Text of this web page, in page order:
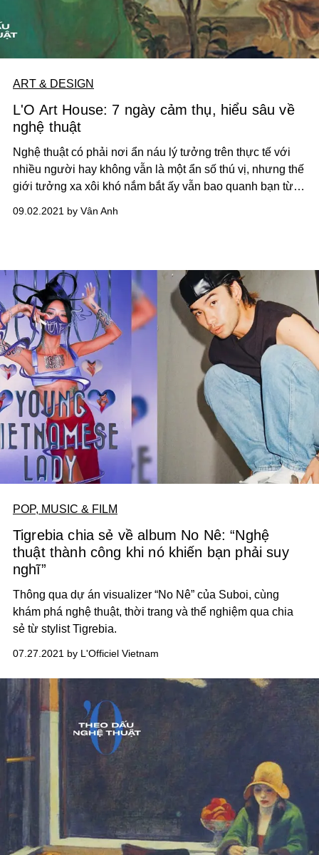
ART & DESIGN
L'O Art House: 7 ngày cảm thụ, hiểu sâu về
nghệ thuật
Nghệ thuật có phải nơi ẩn náu lý tưởng trên thực tế với
nhiều người hay không vẫn là một ẩn số thú vị, nhưng thế
giới tưởng xa xôi khó nắm bắt ấy vẫn bao quanh bạn từng
nhận bạn như một phần trong đó.
09.02.2021 by Vân Anh
POP, MUSIC & FILM
Tigrebia chia sẻ về album No Nê: “Nghệ
thuật thành công khi nó khiến bạn phải suy
nghĩ”
Thông qua dự án visualizer “No Nê” của Suboi, cùng
khám phá nghệ thuật, thời trang và thể nghiệm qua chia
sẻ từ stylist Tigrebia.
07.27.2021 by L'Officiel Vietnam